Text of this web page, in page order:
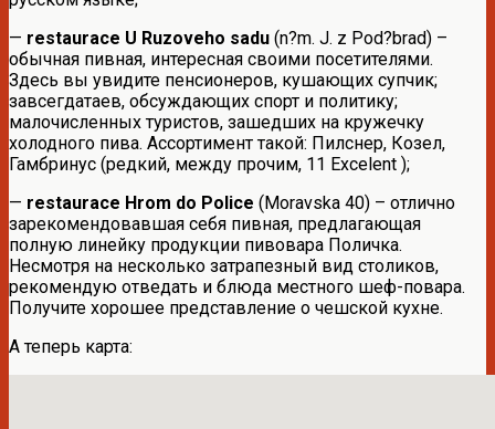
— restaurace U Ruzoveho sadu (n?m. J. z Pod?brad) –
обычная пивная, интересная своими посетителями.
Здесь вы увидите пенсионеров, кушающих супчик;
завсегдатаев, обсуждающих спорт и политику;
малочисленных туристов, зашедших на кружечку
холодного пива. Ассортимент такой: Пилснер, Козел,
Гамбринус (редкий, между прочим, 11 Excelent );
— restaurace Hrom do Police (Moravska 40) – отлично
зарекомендовавшая себя пивная, предлагающая
полную линейку продукции пивовара Поличка.
Несмотря на несколько затрапезный вид столиков,
рекомендую отведать и блюда местного шеф-повара.
Получите хорошее представление о чешской кухне.
А теперь карта: